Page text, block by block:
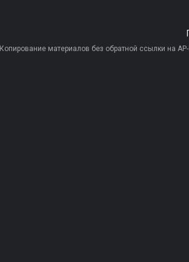
Копирование материалов без обратной ссылки на